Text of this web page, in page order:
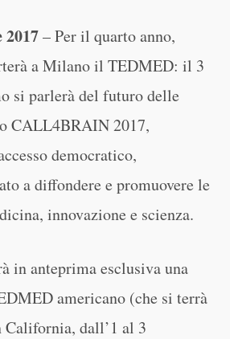
– Per il quarto anno,
a Milano il TEDMED: il 3
si parlerà del futuro delle
CALL4BRAIN 2017,
democratico,
a diffondere e promuovere le
innovazione e scienza.
in anteprima esclusiva una
americano (che si terrà
dall’1 al 3